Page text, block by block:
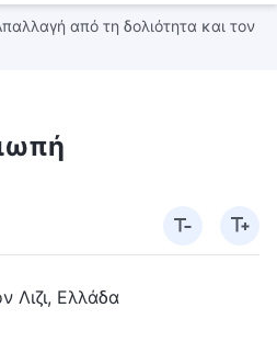
από τη δολιότητα και τον
Λιζι, Ελλάδα